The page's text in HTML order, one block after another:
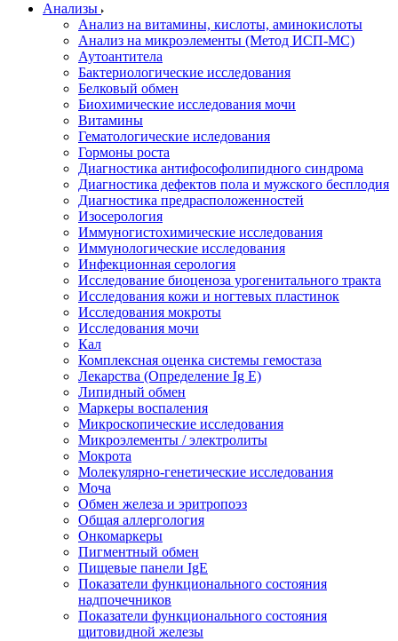
Анализы
Анализ на витамины, кислоты, аминокислоты
Анализ на микроэлементы (Метод ИСП-МС)
Аутоантитела
Бактериологические исследования
Белковый обмен
Биохимические исследования мочи
Витамины
Гематологические иследования
Гормоны роста
Диагностика антифософолипидного синдрома
Диагностика дефектов пола и мужского бесплодия
Диагностика предрасположенностей
Изосерология
Иммуногистохимические исследования
Иммунологические исследования
Инфекционная серология
Исследование биоценоза урогенитального тракта
Исследования кожи и ногтевых пластинок
Исследования мокроты
Исследования мочи
Кал
Комплексная оценка системы гемостаза
Лекарства (Определение Ig E)
Липидный обмен
Маркеры воспаления
Микроскопические исследования
Микроэлементы / электролиты
Мокрота
Молекулярно-генетические исследования
Моча
Обмен железа и эритропоэз
Общая аллергология
Онкомаркеры
Пигментный обмен
Пищевые панели IgE
Показатели функционального состояния
надпочечников
Показатели функционального состояния
щитовидной железы